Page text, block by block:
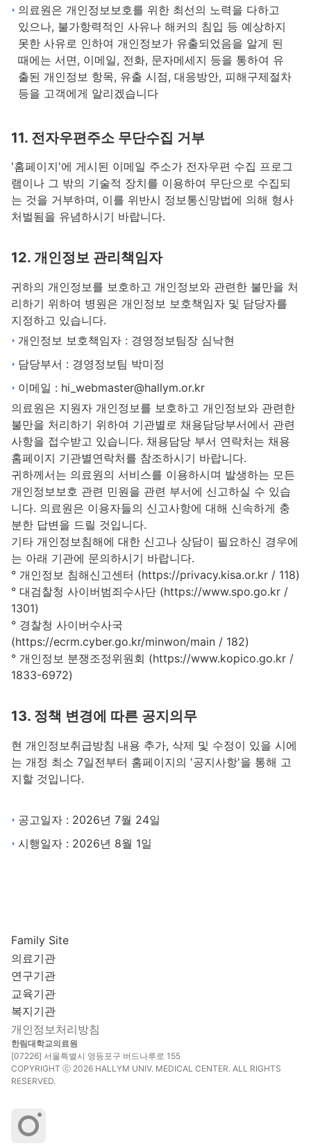
의료원은 개인정보보호를 위한 최선의 노력을 다하고
있으나, 불가항력적인 사유나 해커의 침입 등 예상하지
못한 사유로 인하여 개인정보가 유출되었음을 알게 된
때에는 서면, 이메일, 전화, 문자메세지 등을 통하여 유
출된 개인정보 항목, 유출 시점, 대응방안, 피해구제절차
등을 고객에게 알리겠습니다
11. 전자우편주소 무단수집 거부
'홈페이지'에 게시된 이메일 주소가 전자우편 수집 프로그
램이나 그 밖의 기술적 장치를 이용하여 무단으로 수집되
는 것을 거부하며, 이를 위반시 정보통신망법에 의해 형사
처벌됨을 유념하시기 바랍니다.
12. 개인정보 관리책임자
귀하의 개인정보를 보호하고 개인정보와 관련한 불만을 처
리하기 위하여 병원은 개인정보 보호책임자 및 담당자를
지정하고 있습니다.
개인정보 보호책임자 : 경영정보팀장 심낙현
담당부서 : 경영정보팀 박미정
이메일 : hi_webmaster@hallym.or.kr
의료원은 지원자 개인정보를 보호하고 개인정보와 관련한
불만을 처리하기 위하여 기관별로 채용담당부서에서 관련
사항을 접수받고 있습니다. 채용담당 부서 연락처는 채용
홈페이지 기관별연락처를 참조하시기 바랍니다.
귀하께서는 의료원의 서비스를 이용하시며 발생하는 모든
개인정보보호 관련 민원을 관련 부서에 신고하실 수 있습
니다. 의료원은 이용자들의 신고사항에 대해 신속하게 충
분한 답변을 드릴 것입니다.
기타 개인정보침해에 대한 신고나 상담이 필요하신 경우에
는 아래 기관에 문의하시기 바랍니다.
° 개인정보 침해신고센터 (https://privacy.kisa.or.kr / 118)
° 대검찰청 사이버범죄수사단 (https://www.spo.go.kr /
1301)
° 경찰청 사이버수사국
(https://ecrm.cyber.go.kr/minwon/main / 182)
° 개인정보 분쟁조정위원회 (https://www.kopico.go.kr /
1833-6972)
13. 정책 변경에 따른 공지의무
현 개인정보취급방침 내용 추가, 삭제 및 수정이 있을 시에
는 개정 최소 7일전부터 홈페이지의 '공지사항'을 통해 고
지할 것입니다.
공고일자 : 2026년 7월 24일
시행일자 : 2026년 8월 1일
Family Site
의료기관
연구기관
교육기관
복지기관
개인정보처리방침
한림대학교의료원
[07226] 서울특별시 영등포구 버드나루로 155
COPYRIGHT ⓒ 2026 HALLYM UNIV. MEDICAL CENTER. ALL RIGHTS
RESERVED.